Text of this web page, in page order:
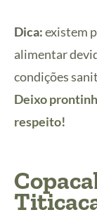
Dica:existem
alimentar
condições
Deixo
respeito!